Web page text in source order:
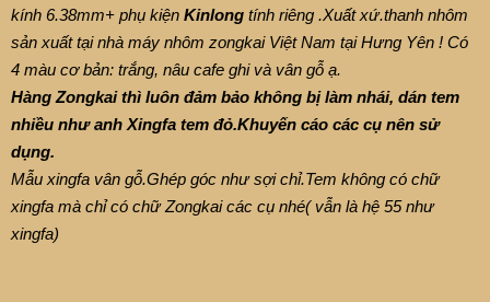
kính 6.38mm+ phụ kiện Kinlong tính riêng .Xuất xứ.thanh nhôm
sản xuất tại nhà máy nhôm zongkai Việt Nam tại Hưng Yên ! Có
4 màu cơ bản: trắng, nâu cafe ghi và vân gỗ ạ.
Hàng Zongkai thì luôn đảm bảo không bị làm nhái, dán tem
nhiều như anh Xingfa tem đỏ.Khuyến cáo các cụ nên sử
dụng.
Mẫu xingfa vân gỗ.Ghép góc như sợi chỉ.Tem không có chữ
xingfa mà chỉ có chữ Zongkai các cụ nhé( vẫn là hệ 55 như
xingfa)